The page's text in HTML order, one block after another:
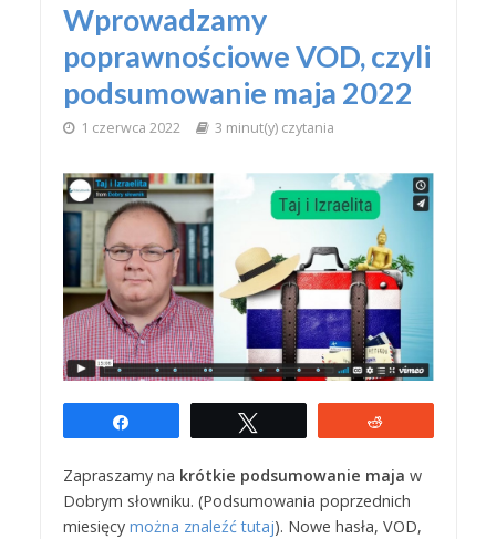
Wprowadzamy
poprawnościowe VOD, czyli
podsumowanie maja 2022
1 czerwca 2022 3 minut(y) czytania
Zapraszamy na krótkie podsumowanie maja w
Dobrym słowniku. (Podsumowania poprzednich
miesięcy można znaleźć tutaj). Nowe hasła, VOD,